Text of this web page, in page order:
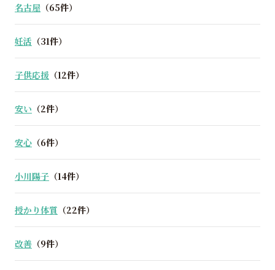
名古屋 （65件）
妊活 （31件）
子供応援 （12件）
安い （2件）
安心 （6件）
小川陽子 （14件）
授かり体質 （22件）
改善 （9件）